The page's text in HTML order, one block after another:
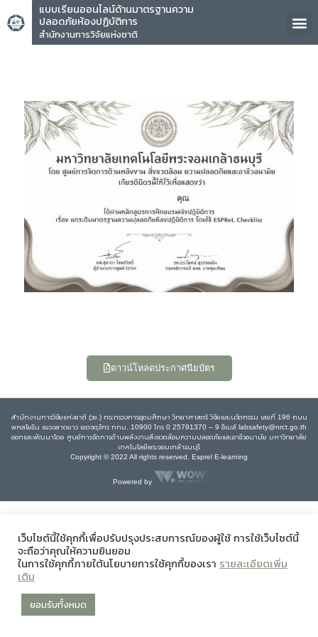
แบบเรียนออนไลน์ด้านมาตรฐานความ
ปลอดภัยห้องปฏิบัติการ
สำนักงานการวิจัยแห่งชาติ
คุณ
ดาวน์โหลดประกาศนียบัตร
สำนักงานการวิจัยแห่งชาติ (วช.) กระทรวงการอุดมศึกษา วิทยาศาสตร์ วิจัยและนวัตกรรม เลขที่ 196 ถนน
พหลโยธิน แขวงลาดยาว เขตจตุจักร กทม. 10900 โทร 0 25791370 – 9 อีเมล์ labsafety@nrct.go.th
ออกและพัฒนาโดย ศูนย์การจัดการด้านพลังงานสิ่งแวดล้อมความปลอดภัยและอาชีวอนามัย มหาวิทยาลัย
เทคโนโลยีพระจอมเกล้าธนบุรี
Copyright © 2022 All rights reserved, Esprel E-learning
Powered by
เว็บไซต์นี้ใช้คุกกี้เพื่อปรับปรุงประสบการณ์ของผู้ใช้ การใช้เว็บไซต์นี้
จะถือว่าคุณให้ความยินยอม
ในการใช้คุกกี้ภายใต้นโยบายการใช้คุกกี้ของเรา รายละเอียดเพิ่ม
เติม
ยอมรับทั้งหมด